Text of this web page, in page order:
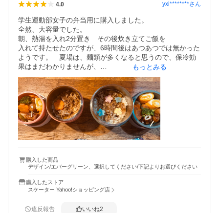
4.0 yxi********さん
学生運動部女子の弁当用に購入しました。
全然、大容量でした。
朝、熱湯を入れ2分置き　その後炊き立てご飯を
入れて持たせたのですが、6時間後はあつあつでは無かった
ようです。　夏場は、麺類が多くなると思うので、保冷効
果はまだわかりませんが、
おかずも密封箱で持たせることが出来るので、安心せて詰
めることが出来き、お弁当作りレパートリーが増えそうで
す❤️。
形は可愛いので、色がもう少し可愛いのがあれは嬉しいで
もっとみる
購入した商品
デザイン/エバーグリーン、選択してください/下記よりお選びください
購入したストア
スケーター Yahoo!ショッピング店
違反報告 いいね2